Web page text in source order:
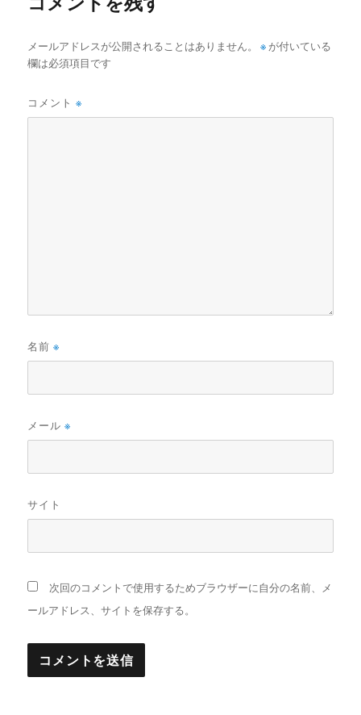
メールアドレスが公開されることはありません。 ※ が付いている
欄は必須項目です
コメント※
名前※
メール※
サイト
次回のコメントで使用するためブラウザーに自分の名前、メ
ールアドレス、サイトを保存する。